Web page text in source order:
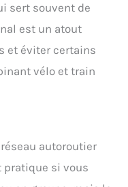
sert souvent de
est un atout
et éviter certains
vélo et train
autoroutier
pratique si vous